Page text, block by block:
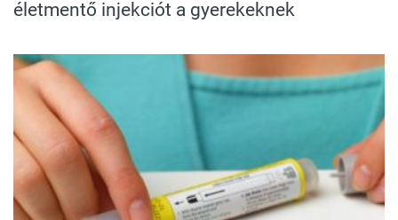
életmentő injekciót a gyerekeknek